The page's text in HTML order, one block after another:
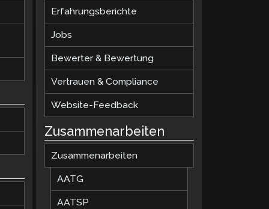
Erfahrungsberichte
Jobs
Bewerter & Bewertung
Vertrauen & Compliance
Website-Feedback
Zusammenarbeiten
Zusammenarbeiten
AATG
AATSP